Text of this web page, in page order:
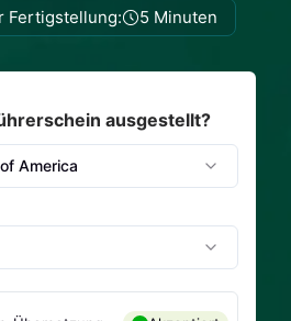
Fertigstellung: 5 Minuten
ausgestellt?
America